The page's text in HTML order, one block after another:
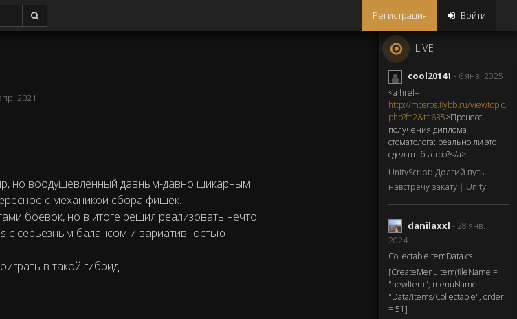
Регистрация Войти
LIVE
cool20141 - 6 янв. 2025
<a href=
http://mosros.flybb.ru/viewtopic.
php?f=2&t=635>Процесс
получения диплома
стоматолога: реально ли это
сделать быстро?</a>
UnityScript: Долгий путь
навстречу закату | Unity
danilaxxl - 28 янв.
2024
CollectableItemData.cs
[CreateMenuItem(fileName =
"newItem", menuName =
"Data/Items/Collectable", order
= 51]
2021
но воодушевленный давным-давно шикарным
с механикой сбора фишек.
боевок, но в итоге решил реализовать нечто
с серьезным балансом и вариативностью
в такой гибрид!